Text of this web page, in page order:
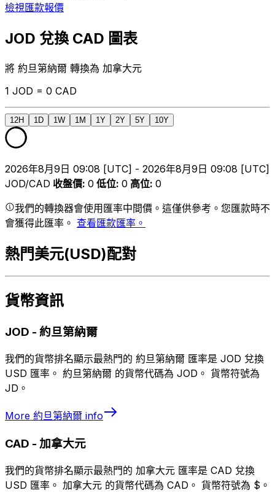
檢視匯款報價
JOD 兌換 CAD 圖表
將 約旦第納爾 轉換為 加拿大元
1 JOD = 0 CAD
12H 1D 1W 1M 1Y 2Y 5Y 10Y
2026年8月9日 09:08 [UTC] - 2026年8月9日 09:08 [UTC]
JOD/CAD 收盤價: 0 低位: 0 高位: 0
我們的轉換器會使用匯率中間價。這僅供參考。您匯款時不
會獲得此匯率。 查看匯款匯率。
熱門美元(USD)配對
貨幣資訊
JOD - 約旦第納爾
我們的貨幣排名顯示最熱門的 約旦第納爾 匯率是 JOD 兌換
USD 匯率。 約旦第納爾 的貨幣代碼為 JOD。 貨幣符號為
JD。
More 約旦第納爾 info
CAD - 加拿大元
我們的貨幣排名顯示最熱門的 加拿大元 匯率是 CAD 兌換
USD 匯率。 加拿大元 的貨幣代碼為 CAD。 貨幣符號為 $。